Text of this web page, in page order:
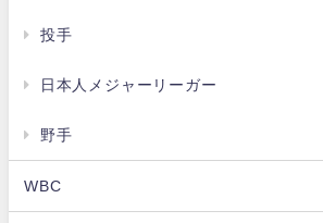
投手
日本人メジャーリーガー
野手
WBC